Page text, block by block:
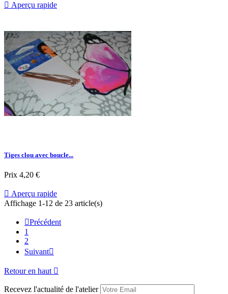
 Aperçu rapide
Tiges clou avec boucle...
Prix 4,20 €
 Aperçu rapide
Affichage 1-12 de 23 article(s)
Précédent
1
2
Suivant
Retour en haut 
Recevez l'actualité de l'atelier